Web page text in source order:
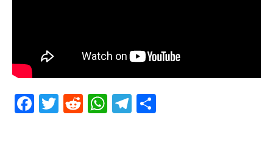
Facebook
Twitter
RedditWhatsApp
Telegram